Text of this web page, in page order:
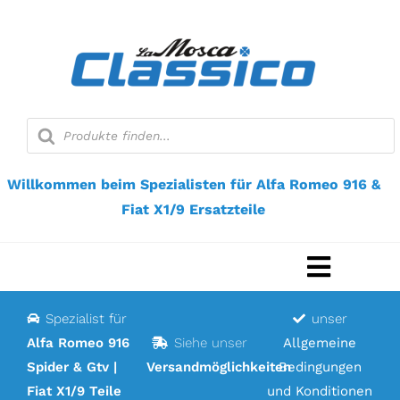
Suche
nach
Produkten
Willkommen beim Spezialisten für Alfa Romeo 916 &
Fiat X1/9 Ersatzteile
Webshop
Spezialist für
Alfa Romeo 916
Spider & Gtv |
Fiat X1/9 Teile
Siehe unser
Versandmöglichkeiten
unser
Allgemeine
Bedingungen
und Konditionen